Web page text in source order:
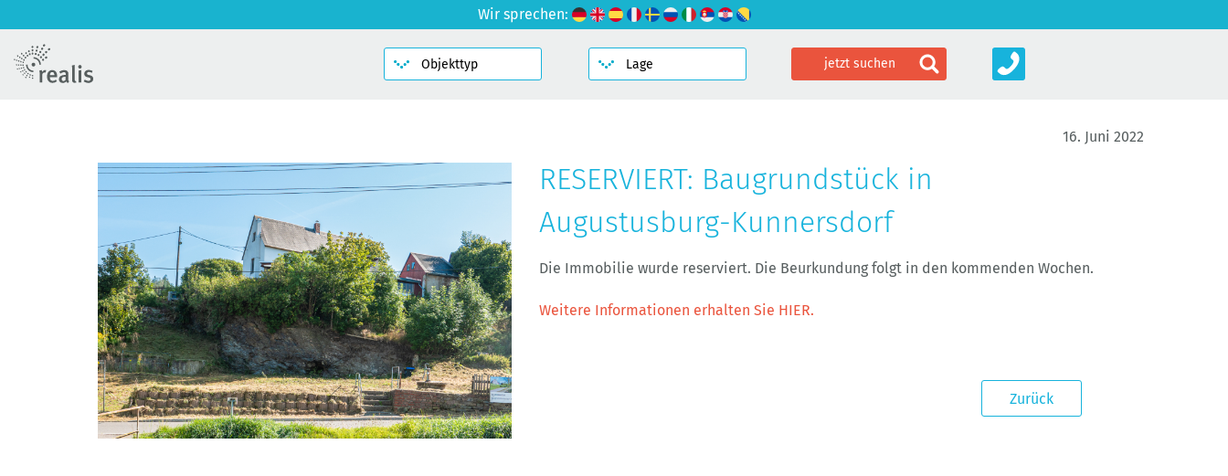
Wir sprechen:
16. Juni 2022
RESERVIERT: Baugrundstück in
Augustusburg-Kunnersdorf
Die Immobilie wurde reserviert. Die Beurkundung folgt in den kommenden Wochen.
Weitere Informationen erhalten Sie HIER.
Zurück